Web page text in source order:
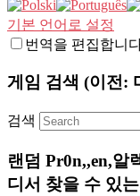
기본 언어로 설정
번역을 편집합니
게임 검색 (이전:
검색
랜덤 Pr0n,,en,알
디서 찾을 수 있